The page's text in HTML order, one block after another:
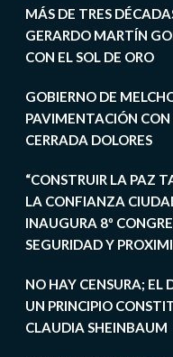
MÁS DE TRES
GERARDO MARTÍN
CON EL SOL DE ORO
GOBIERNO DE
PAVIMENTACIÓN
CERRADA DOLORES
“CONSTRUIR LA PAZ
LA CONFIANZA
INAUGURA 8º
SEGURIDAD Y
NO HAY CENSURA; EL
UN PRINCIPIO
CLAUDIA SHEINBAUM